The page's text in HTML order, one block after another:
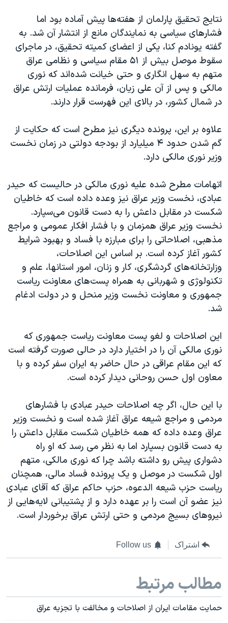
نتایج تحقیق پارلمان از هفته‌ها پیش آماده بود اما
فشارهای سیاسی به نمایندگان مانع از انتشار آن شد. به
گفته یونادم کنا، یکی از اعضای کمیته تحقیق، در ماجرای
سقوط موصل بیش از ۵۱ مقام سیاسی و نظامی عراق
متهم به سهل انگاری و حتی خیانت شده‌اند که نوری
مالکی و پس از آن علی زیان، فرمانده عملیات ارتش عراق
در شمال کشور، در بالای این فهرست قرار دارند.
علاوه بر این، پرونده دیگری نیز مطرح است که حکایت از
گم شدن حدود ۴ میلیارد از بودجه دولتی در زمان نخست
وزیر نوری مالکی دارد.
اتهامات مطرح شده علیه نوری مالکی در حالیست که حیدر
عبادی، نخست وزیر عراق نیز وعده داده است که خاطیان
شکست در مقابل داعش را به دست قانون می‌سپارد.
نخست وزیر عراق همزمان و با فشار افکار عمومی و مراجع
مذهبی، اصلاحاتی را برای مبارزه با فساد و بهبود شرایط
کشور آغاز کرده است. بر اساس این اصلاحات،
وزارتخانه‌‌های گردشگری، کار و زنان، امور استانها، علم و
تکنولوژی و شهربانی به همراه پست‌های معاونت ریاست
جمهوری و معاونت نخست وزیر منحل و در دولت ادغام
شد.
این اصلاحات و لغو پست معاونت ریاست جمهوری که
نوری مالکی آن را در اختیار دارد در حالی صورت گرفته است
که این مقام عراقی در حال حاضر به ایران سفر کرده و با
معاون اول حسن روحانی دیدار کرده است.
با این حال، اگر چه اصلاحات حیدر عبادی با فشارهای
مردمی و مراجع شیعه عراق آغاز شده است و نخست وزیر
عراق وعده داده که همه خاطیان شکست مقابل داعش را
به دست قانون بسپارد اما به نظر می رسد که او راه
دشواری پیش رو داشته باشد چرا که نوری مالکی، متهم
اول شکست در موصل و یک پرونده فساد مالی، همچنان
ریاست حزب شیعه الدعوه، حزب حاکم عراق که آقای عبادی
نیز عضو آن است را بر عهده دارد و از پشتیبانی لایه‌هایی از
نیروهای بسیج مردمی و حتی ارتش عراق برخوردار است.
اشتراک Follow us
مطالب مرتبط
حمایت مقامات ایران از اصلاحات و مخالفت با تجزیه عراق